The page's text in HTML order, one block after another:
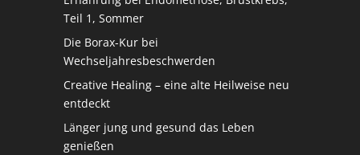
Teil 1, Sommer
Die Borax-Kur bei
Wechseljahresbeschwerden
Creative Healing – eine alte Heilweise neu
entdeckt
Länger jung und gesund das Leben
genießen